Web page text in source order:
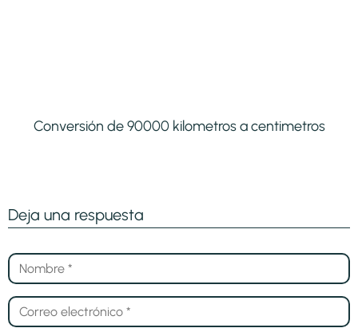
Conversión de 90000 kilometros a centimetros
Deja una respuesta